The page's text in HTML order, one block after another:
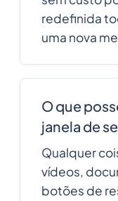
redefinida
uma nova
O que
janela de
Qualquer
vídeos,
botões de